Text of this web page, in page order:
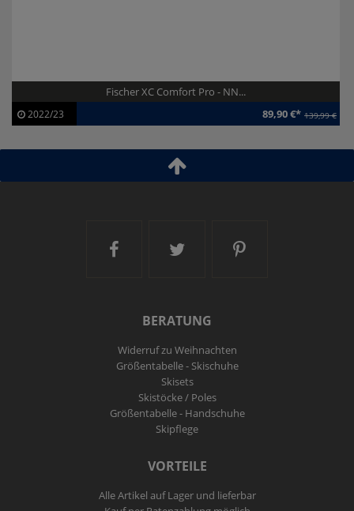
Fischer XC Comfort Pro - NN...
2022/23 89,90 €* 139,99 €
Ski and More auf Facebook
Ski and More auf
Ski and More
BERATUNG
Widerruf zu Weihnachten
Größentabelle - Skischuhe
Skisets
Skistöcke / Poles
Größentabelle - Handschuhe
Skipflege
VORTEILE
Alle Artikel auf Lager und lieferbar